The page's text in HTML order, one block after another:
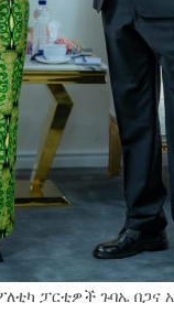
ፓርቲዎች ጉባኤ በጋና